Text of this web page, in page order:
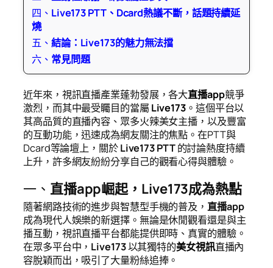
四、 Live173 PTT、Dcard熱議不斷，話題持續延
燒
五、 結論：Live173的魅力無法擋
六、 常見問題
近年來，視訊直播產業蓬勃發展，各大直播app競爭
激烈，而其中最受矚目的當屬 Live173。這個平台以
其高品質的直播內容、眾多火辣美女主播，以及豐富
的互動功能，迅速成為網友關注的焦點。在PTT與
Dcard等論壇上，關於Live173 PTT的討論熱度持續
上升，許多網友紛紛分享自己的觀看心得與體驗。
一、 直播app崛起，Live173成為熱點
隨著網路技術的進步與智慧型手機的普及，直播app
成為現代人娛樂的新選擇。無論是休閒觀看還是與主
播互動，視訊直播平台都能提供即時、真實的體驗。
在眾多平台中， Live173以其獨特的美女視訊直播內
容脫穎而出，吸引了大量粉絲追捧。